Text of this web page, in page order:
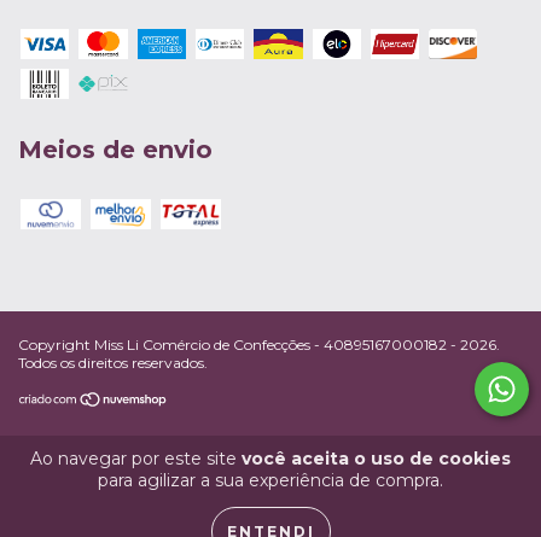
Ao navegar por este site você aceita o uso de cookies
para agilizar a sua experiência de compra.
ENTENDI
Meios de envio
Copyright Miss Li Comércio de Confecções - 40895167000182 - 2026.
Todos os direitos reservados.